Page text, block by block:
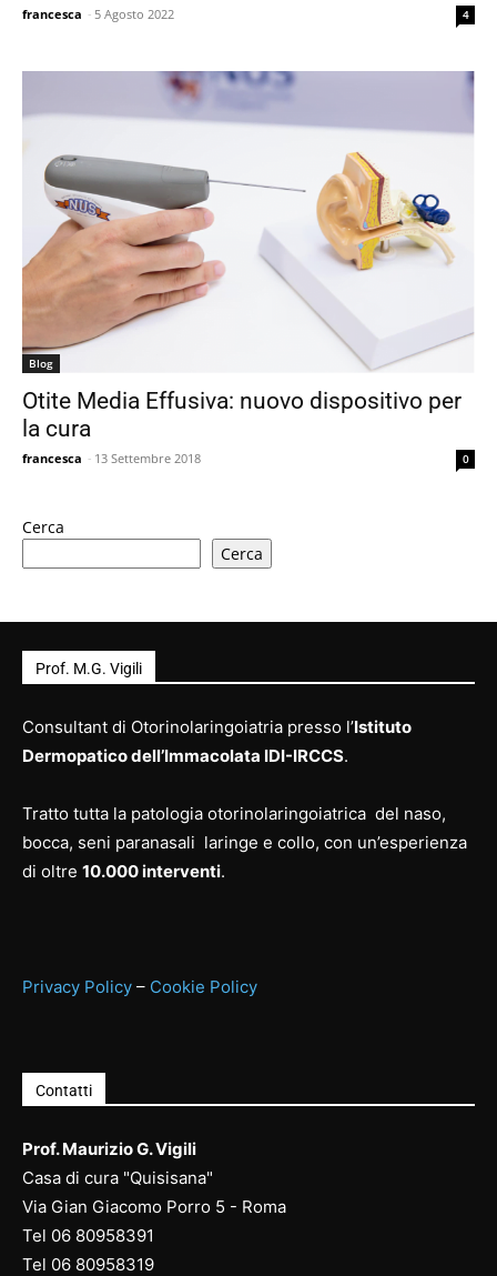
francesca - 5 Agosto 2022 4
Blog
Otite Media Effusiva: nuovo dispositivo per
la cura
francesca - 13 Settembre 2018 0
Cerca
Cerca
Prof. M.G. Vigili
Consultant di Otorinolaringoiatria presso l’Istituto
Dermopatico dell’Immacolata IDI-IRCCS.
Tratto tutta la patologia otorinolaringoiatrica del naso,
bocca, seni paranasali laringe e collo, con un’esperienza
di oltre 10.000 interventi.
Privacy Policy – Cookie Policy
Contatti
Prof. Maurizio G. Vigili
Casa di cura "Quisisana"
Via Gian Giacomo Porro 5 - Roma
Tel 06 80958391
Tel 06 80958319